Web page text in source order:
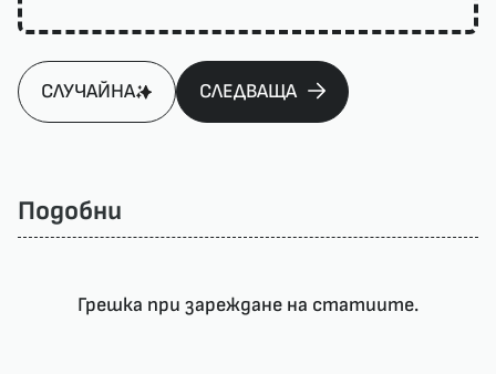
СЛУЧАЙНА СЛЕДВАЩА
Подобни
Грешка при зареждане на статиите.